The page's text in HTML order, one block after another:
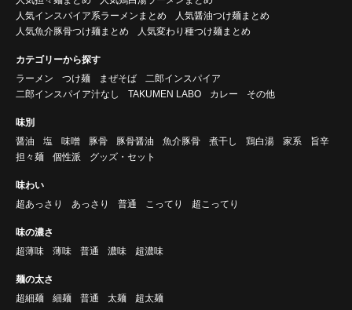
人気インスパイア系ラーメンまとめ
人気醤油つけ麺まとめ
人気魚介豚骨つけ麺まとめ
人気変わり種つけ麺まとめ
カテゴリーから探す
ラーメン
つけ麺 まぜそば
二郎インスパイア
二郎インスパイア汁なし
TAKUMEN LABO カレー その他
味別
醤油
塩 味噌 豚骨 豚骨醤油 魚介豚骨 煮干し 鶏白湯 家系
旨辛
担々麺
個性派 グッズ・セット
味わい
超あっさり
あっさり 普通 こってり 超こってり
味の濃さ
超薄味
薄味 普通 濃味 超濃味
麺の太さ
超細麺
細麺 普通 太麺 超太麺